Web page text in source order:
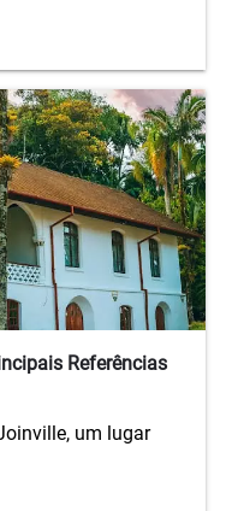
Referências
um lugar